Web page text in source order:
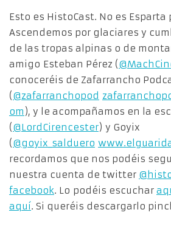
Esto es HistoCast. No es Esparta
Ascendemos por glaciares y
de las tropas alpinas o de
amigo Esteban Pérez (
conoceréis de Zafarrancho
(@zafarranchopod
om ), y le acompañamos en la
(@LordCirencester) y Goyix
(@goyix_salduero
recordamos que nos podéis
nuestra cuenta de twitter
facebook. Lo podéis escuchar
aquí. Si queréis descargarlo